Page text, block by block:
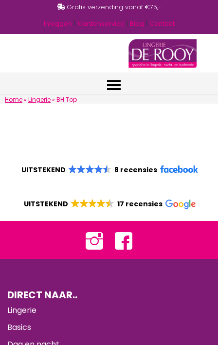
Gratis verzending vanaf €75,-
Inloggen | Klantenservice | Blog | Contact
Home» Lingerie» BH Top
UITSTEKEND 8 recensies
UITSTEKEND 17 recensies
DIRECT NAAR..
Lingerie
Basics